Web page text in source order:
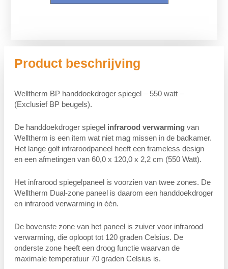
Product beschrijving
Welltherm BP handdoekdroger spiegel – 550 watt –
(Exclusief BP beugels).
De handdoekdroger spiegel infrarood verwarming van
Welltherm is een item wat niet mag missen in de badkamer.
Het lange golf infraroodpaneel heeft een frameless design
en een afmetingen van 60,0 x 120,0 x 2,2 cm (550 Watt).
Het infrarood spiegelpaneel is voorzien van twee zones. De
Welltherm Dual-zone paneel is daarom een handdoekdroger
en infrarood verwarming in één.
De bovenste zone van het paneel is zuiver voor infrarood
verwarming, die oploopt tot 120 graden Celsius. De
onderste zone heeft een droog functie waarvan de
maximale temperatuur 70 graden Celsius is.